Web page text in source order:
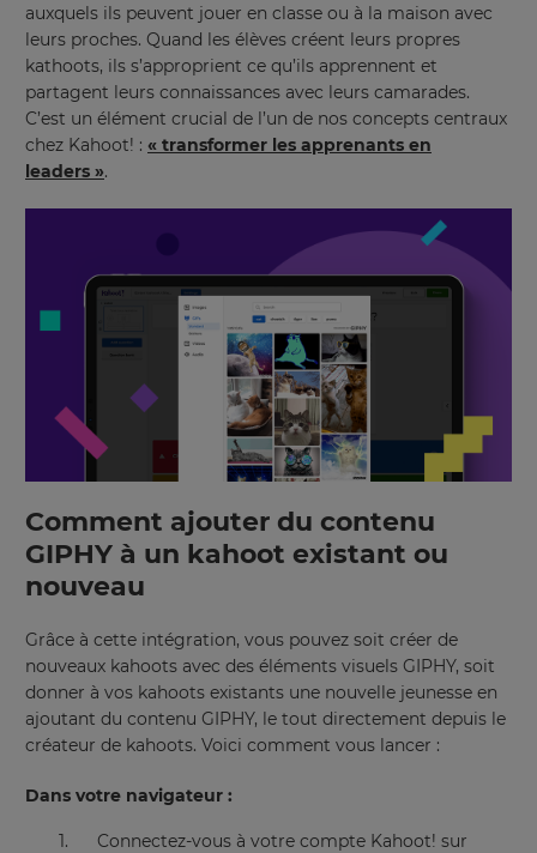
auxquels ils peuvent jouer en classe ou à la maison avec
leurs proches. Quand les élèves créent leurs propres
kathoots, ils s’approprient ce qu’ils apprennent et
partagent leurs connaissances avec leurs camarades.
C’est un élément crucial de l’un de nos concepts centraux
chez Kahoot! : « transformer les apprenants en
leaders ».
Comment ajouter du contenu
GIPHY à un kahoot existant ou
nouveau
Grâce à cette intégration, vous pouvez soit créer de
nouveaux kahoots avec des éléments visuels GIPHY, soit
donner à vos kahoots existants une nouvelle jeunesse en
ajoutant du contenu GIPHY, le tout directement depuis le
créateur de kahoots. Voici comment vous lancer :
Dans votre navigateur :
Connectez-vous à votre compte Kahoot! sur
Update
settings.
×
Update